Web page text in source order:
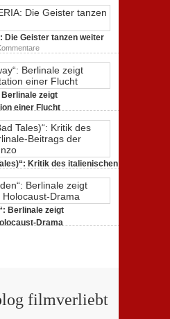
zu
BERLIN
ALEXANDERPLATZ:
Neuauflage
eines
Jahrhundertwerks
Die Geister tanzen weiter
zu
Filmkritik
SIBERIA:
Die
Geister
tanzen
weiter
Berlinale zeigt
einer Flucht
„Saudi
Runaway“:
Berlinale
Handydokumentation
einer
Kritik des italienischen
Brüder D’Innocenzo
Kommentarezu
„Favolacce
(Bad
Tales)“:
Kritik
des
Berlinale zeigt
Drama
filmverliebt